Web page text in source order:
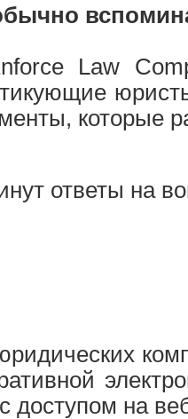
Law
которые
ответы на
доступом на